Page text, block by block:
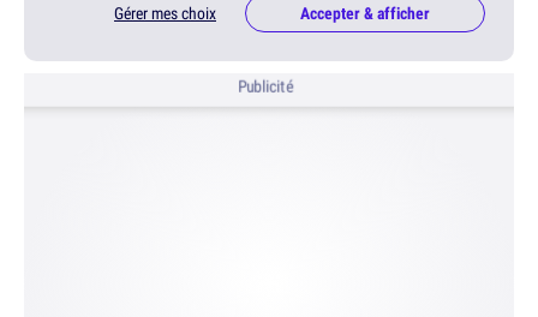
Gérer mes choix Accepter & afficher
Publicité